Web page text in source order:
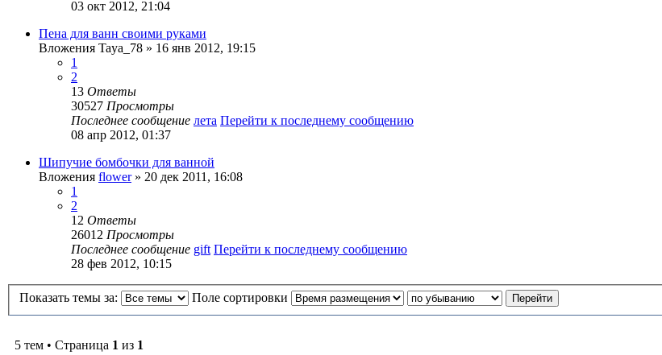
03 окт 2012, 21:04
Пена для ванн своими руками
Вложения Taya_78 » 16 янв 2012, 19:15
1
2
13 Ответы
30527 Просмотры
Последнее сообщение лета Перейти к последнему сообщению
08 апр 2012, 01:37
Шипучие бомбочки для ванной
Вложения flower» 20 дек 2011, 16:08
1
2
12 Ответы
26012 Просмотры
Последнее сообщение gift Перейти к последнему сообщению
28 фев 2012, 10:15
Показать темы за: Поле сортировки
5 тем • Страница 1 из 1